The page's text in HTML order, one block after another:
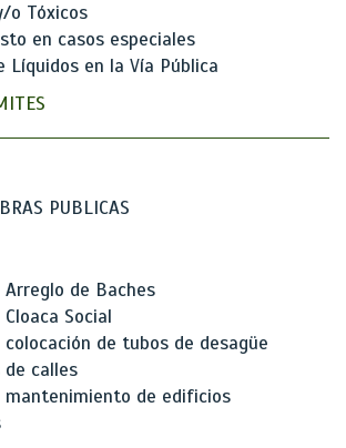
o Tóxicos
en casos especiales
Líquidos en la Vía Pública
PUBLICAS
de Baches
Social
de tubos de desagüe
de calles
mantenimiento de edificios